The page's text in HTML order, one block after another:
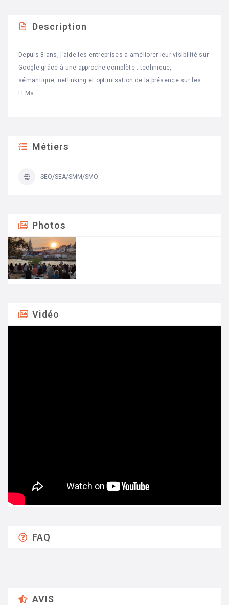
Description
Depuis 8 ans, j’aide les entreprises à améliorer leur visibilité sur
Google grâce à une approche complète : technique,
sémantique, netlinking et optimisation de la présence sur les
LLMs.
Métiers
SEO/SEA/SMM/SMO
Photos
Vidéo
FAQ
AVIS